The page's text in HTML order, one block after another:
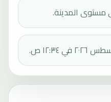
مستوى المدينة.